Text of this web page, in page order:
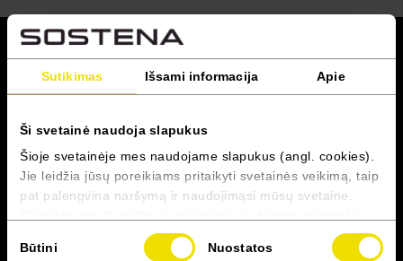
Sutikimas Išsami informacija Apie
Ši svetainė naudoja slapukus
Šioje svetainėje mes naudojame slapukus (angl. cookies).
Jie leidžia jūsų poreikiams pritaikyti svetainės veikimą, taip
pat palengvina naršymą ir naudojimąsi mūsų svetaine.
failas, vartotojui naršant tam tikrose svetainėse
atsiunčiamas į įrenginį (pvz., kompiuterio standųjį diską,
Būtini Nuostatos
grįžti į viršų
Servisas
Susisiekite